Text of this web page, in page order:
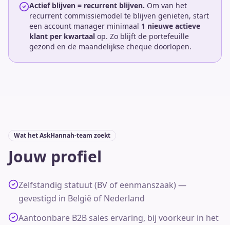
Actief blijven = recurrent blijven. Om van het
recurrent commissiemodel te blijven genieten, start
een account manager minimaal 1 nieuwe actieve
klant per kwartaal op. Zo blijft de portefeuille
gezond en de maandelijkse cheque doorlopen.
Wat het AskHannah-team zoekt
Jouw profiel
Zelfstandig statuut (BV of eenmanszaak) —
gevestigd in België of Nederland
Aantoonbare B2B sales ervaring, bij voorkeur in het